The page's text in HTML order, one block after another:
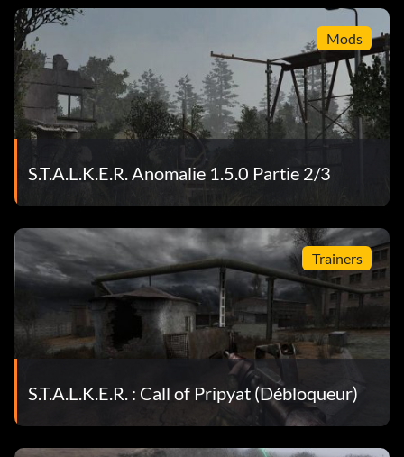
Mods
S.T.A.L.K.E.R. Anomalie 1.5.0 Partie 2/3
Trainers
S.T.A.L.K.E.R. : Call of Pripyat (Débloqueur)